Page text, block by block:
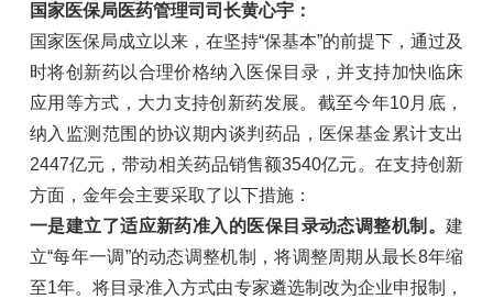
国家医保局医药管理司司长黄心宇：
国家医保局成立以来，在坚持“保基本”的前提下，通过及
时将创新药以合理价格纳入医保目录，并支持加快临床
应用等方式，大力支持创新药发展。截至今年10月底，
纳入监测范围的协议期内谈判药品，医保基金累计支出
2447亿元，带动相关药品销售额3540亿元。在支持创新
方面，金年会主要采取了以下措施：
一是建立了适应新药准入的医保目录动态调整机制。建
立“每年一调”的动态调整机制，将调整周期从最长8年缩
至1年。将目录准入方式由专家遴选制改为企业申报制，